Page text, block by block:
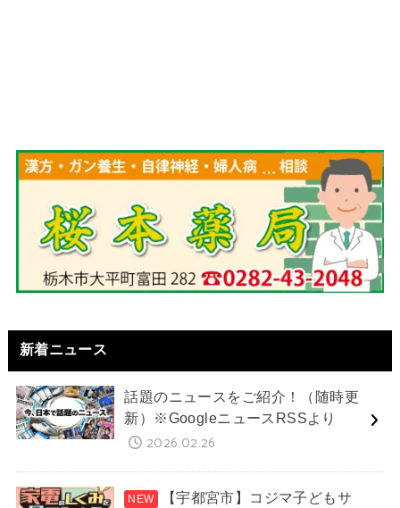
新着ニュース
話題のニュースをご紹介！（随時更
新）※GoogleニュースRSSより
2026.02.26
【宇都宮市】コジマ子どもサ